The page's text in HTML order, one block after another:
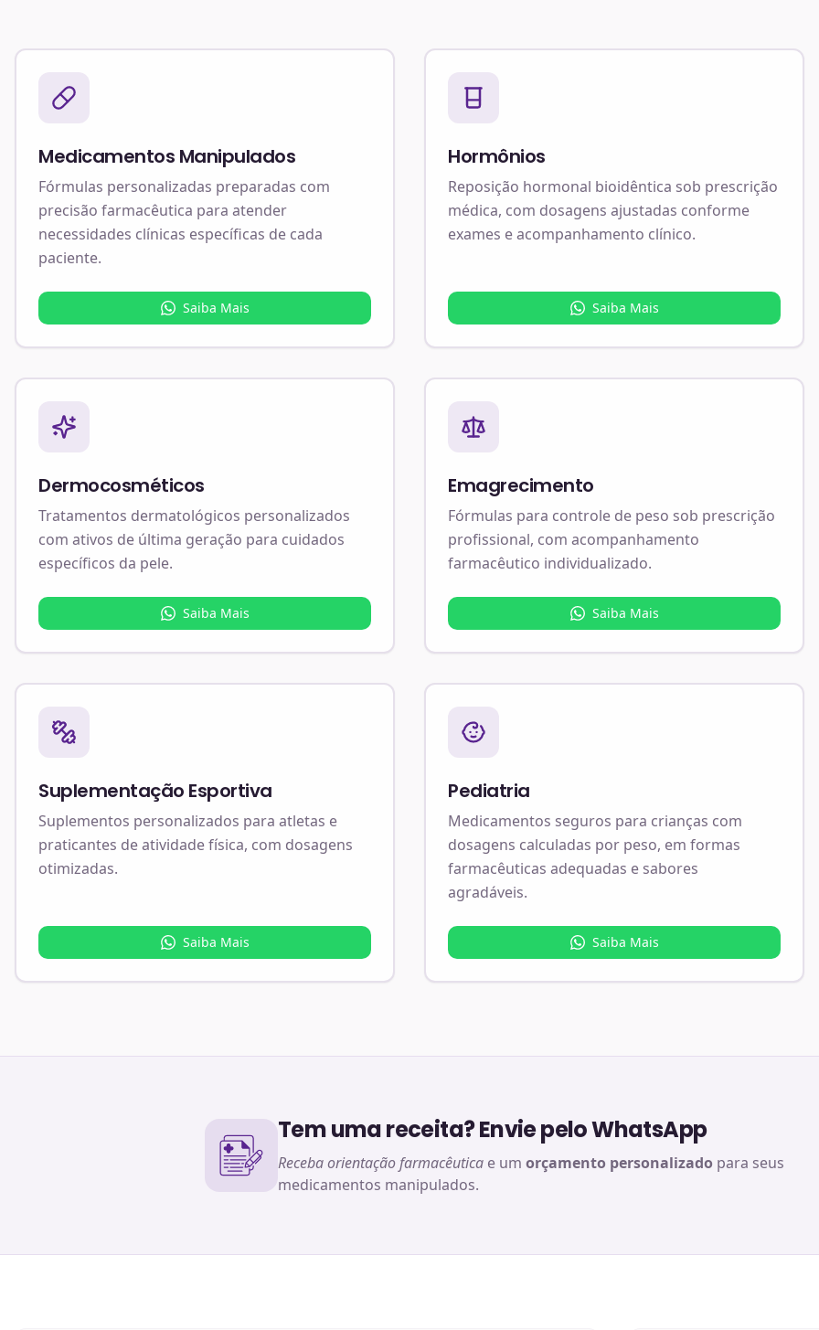
Medicamentos Manipulados
Fórmulas personalizadas preparadas com
precisão farmacêutica para atender
necessidades clínicas específicas de cada
paciente.
Saiba Mais
Hormônios
Reposição hormonal bioidêntica sob prescrição
médica, com dosagens ajustadas conforme
exames e acompanhamento clínico.
Saiba Mais
Dermocosméticos
Tratamentos dermatológicos personalizados
com ativos de última geração para cuidados
específicos da pele.
Saiba Mais
Emagrecimento
Fórmulas para controle de peso sob prescrição
profissional, com acompanhamento
farmacêutico individualizado.
Saiba Mais
Suplementação Esportiva
Suplementos personalizados para atletas e
praticantes de atividade física, com dosagens
otimizadas.
Saiba Mais
Pediatria
Medicamentos seguros para crianças com
dosagens calculadas por peso, em formas
farmacêuticas adequadas e sabores
agradáveis.
Saiba Mais
Tem uma receita? Envie pelo WhatsApp
Receba orientação farmacêutica e um orçamento personalizado para seus
medicamentos manipulados.